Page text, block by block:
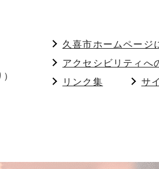
久喜市ホームページ
アクセシビリティへ
リンク集
サ